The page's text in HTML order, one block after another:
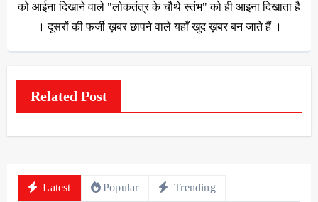
को आईना दिखाने वाले "लोकतंत्र के चौथे स्तंभ" को ही आइना दिखाता है
। दूसरों की फर्जी ख़बर छापने वाले यहाँ खुद ख़बर बन जाते हैं ।
Related Post
Latest Popular Trending